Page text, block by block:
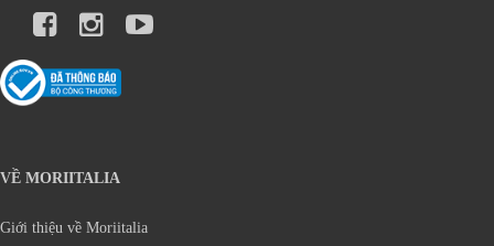
VỀ MORIITALIA
Giới thiệu về Moriitalia